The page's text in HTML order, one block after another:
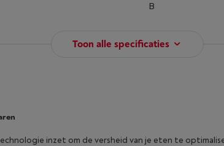
B
Toon alle specificaties
inzet om de versheid van je eten te